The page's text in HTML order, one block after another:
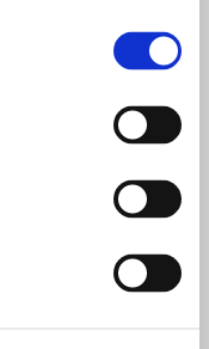
Applebaum.
a wife whose
Laurel gets
in an accident.
ison the way
recenzii
novels
DOROTHY